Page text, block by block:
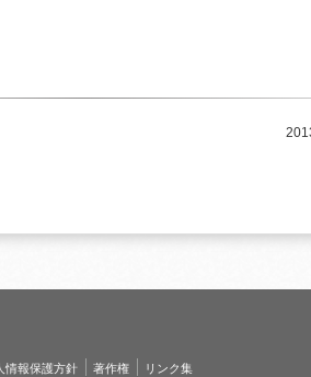
情報保護方針 著作権 リンク集